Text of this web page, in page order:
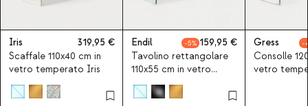
Iris
319,95
Scaffale 110x40 cm in
vetro temperato Iris
Endil 5
159,95
Tavolino rettangolare
110x55 cm in vetro
temperato Endil
Gress
Consolle
vetro